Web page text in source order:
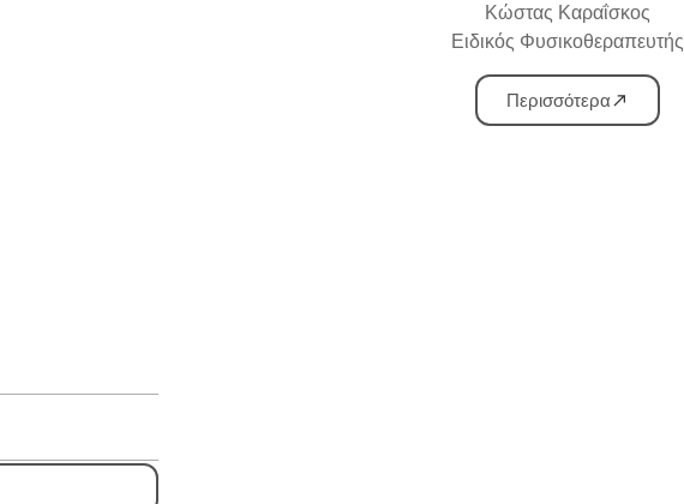
Κώστας Καραΐσκος
Ειδικός Φυσικοθεραπευτής
Περισσότερα